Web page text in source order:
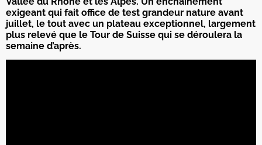
exigeant qui fait office de test grandeur nature avant
juillet, le tout avec un plateau exceptionnel, largement
plus relevé que le Tour de Suisse qui se déroulera la
semaine d’après.